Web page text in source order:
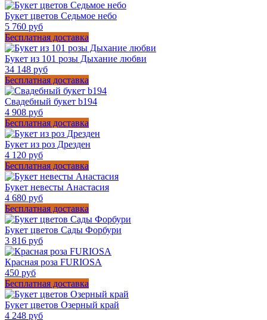
Букет цветов Седьмое небо
5 760 руб
Бесплатная доставка
Букет из 101 розы Дыхание любви
34 148 руб
Бесплатная доставка
Свадебный букет b194
4 908 руб
Бесплатная доставка
Букет из роз Дрезден
4 120 руб
Бесплатная доставка
Букет невесты Анастасия
4 680 руб
Бесплатная доставка
Букет цветов Сады Форбури
3 816 руб
Красная роза FURIOSA
450 руб
Бесплатная доставка
Букет цветов Озерный край
4 248 руб